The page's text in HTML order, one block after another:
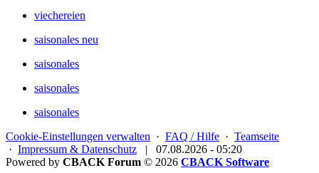
viechereien
saisonales neu
saisonales
saisonales
saisonales
Cookie-Einstellungen verwalten · FAQ / Hilfe · Teamseite
· Impressum & Datenschutz |
07.08.2026 - 05:20
Powered by CBACK Forum © 2026 CBACK Software